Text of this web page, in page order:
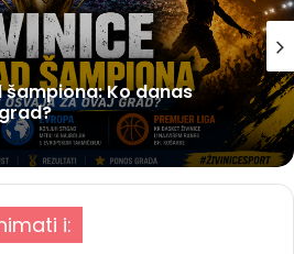
šampiona: Ko danas
i: